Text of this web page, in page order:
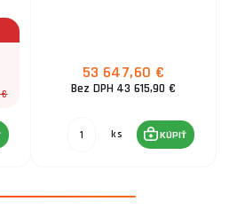
53 647,60 €
Bez DPH 43 615,90 €
ks KÚPIŤ